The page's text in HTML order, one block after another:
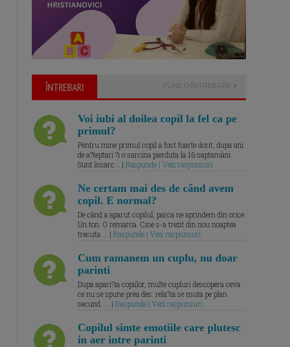
ÎNTREBARI PUNE O ÎNTREBARE
Voi iubi al doilea copil la fel ca pe
primul?
Pentru mine primul copil a fost foarte dorit, dupa ani
de a?teptari ?i o sarcina pierduta la 16 saptamâni.
Sunt însarc... | Raspunde | Vezi raspunsuri
Ne certam mai des de când avem
copil. E normal?
De când a aparut copilul, parca ne aprindem din orice.
Un ton. O remarca. Cine s-a trezit din nou noaptea
trecuta.... | Raspunde | Vezi raspunsuri
Cum ramanem un cuplu, nu doar
parinti
Dupa apari?ia copiilor, multe cupluri descopera ceva
ce nu se spune prea des: rela?ia se muta pe plan
secund. ... | Raspunde | Vezi raspunsuri
Copilul simte emotiile care plutesc
in aer intre parinti